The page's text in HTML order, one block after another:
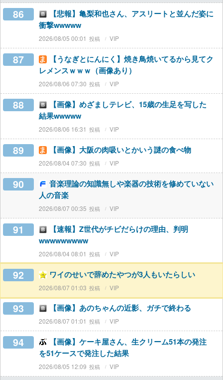
86
【悲報】亀梨和也さん、アスリートと並んだ姿に
衝撃wwwww
2026/08/05 00:01 VIP
87
【うなぎとにんにく】焼き鳥焼いてるから見てク
レメンスｗｗｗ（画像あり）
2026/08/06 07:30 VIP
88
【画像】めざましテレビ、15歳の生足を写した
結果wwwww
2026/08/06 16:31 VIP
89 【画像】大阪の肉吸いとかいう謎の食べ物
2026/08/04 07:30 VIP
90
音楽理論の知識無しや楽器の技術を修めていない
人の音楽
2026/08/07 00:35 VIP
91
【速報】Z世代がチビだらけの理由、判明
wwwwwwwww
2026/08/04 08:01 VIP
92 ワイのせいで辞めたやつが3人もいたらしい
2026/08/07 01:03 VIP
93 【画像】あのちゃんの近影、ガチで終わる
2026/08/07 01:01 VIP
94
【画像】ケーキ屋さん、生クリーム51本の発注
を51ケースで発注した結果
2026/08/05 12:09 VIP